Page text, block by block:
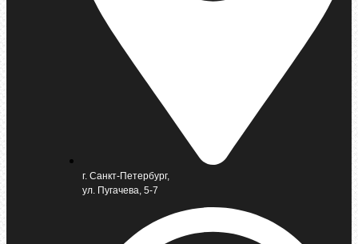
г. Санкт-Петербург,
ул. Пугачева, 5-7